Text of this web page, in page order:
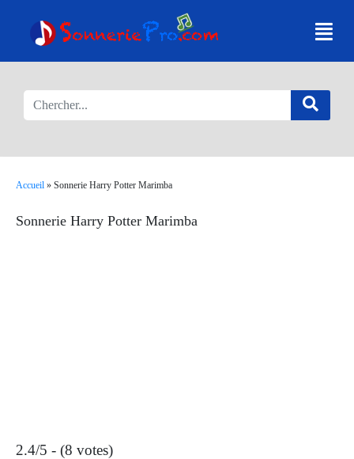
Accueil » Sonnerie Harry Potter Marimba
Sonnerie Harry Potter Marimba
2.4/5 - (8 votes)